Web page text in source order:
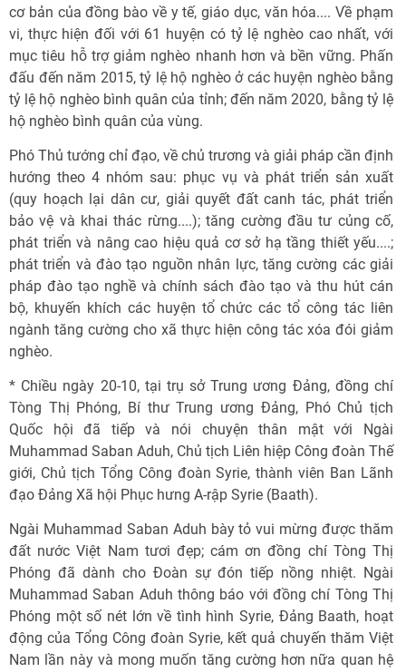
cơ bản của đồng bào về y tế, giáo dục, văn hóa.... Về phạm
vi, thực hiện đối với 61 huyện có tỷ lệ nghèo cao nhất, với
mục tiêu hỗ trợ giảm nghèo nhanh hơn và bền vững. Phấn
đấu đến năm 2015, tỷ lệ hộ nghèo ở các huyện nghèo bằng
tỷ lệ hộ nghèo bình quân của tỉnh; đến năm 2020, bằng tỷ lệ
hộ nghèo bình quân của vùng.
Phó Thủ tướng chỉ đạo, về chủ trương và giải pháp cần định
hướng theo 4 nhóm sau: phục vụ và phát triển sản xuất
(quy hoạch lại dân cư, giải quyết đất canh tác, phát triển
bảo vệ và khai thác rừng....); tăng cường đầu tư củng cố,
phát triển và nâng cao hiệu quả cơ sở hạ tầng thiết yếu....;
phát triển và đào tạo nguồn nhân lực, tăng cường các giải
pháp đào tạo nghề và chính sách đào tạo và thu hút cán
bộ, khuyến khích các huyện tổ chức các tổ công tác liên
ngành tăng cường cho xã thực hiện công tác xóa đói giảm
nghèo.
* Chiều ngày 20-10, tại trụ sở Trung ương Đảng, đồng chí
Tòng Thị Phóng, Bí thư Trung ương Đảng, Phó Chủ tịch
Quốc hội đã tiếp và nói chuyện thân mật với Ngài
Muhammad Saban Aduh, Chủ tịch Liên hiệp Công đoàn Thế
giới, Chủ tịch Tổng Công đoàn Syrie, thành viên Ban Lãnh
đạo Đảng Xã hội Phục hưng A-rập Syrie (Baath).
Ngài Muhammad Saban Aduh bày tỏ vui mừng được thăm
đất nước Việt Nam tươi đẹp; cám ơn đồng chí Tòng Thị
Phóng đã dành cho Đoàn sự đón tiếp nồng nhiệt. Ngài
Muhammad Saban Aduh thông báo với đồng chí Tòng Thị
Phóng một số nét lớn về tình hình Syrie, Đảng Baath, hoạt
động của Tổng Công đoàn Syrie, kết quả chuyến thăm Việt
Nam lần này và mong muốn tăng cường hơn nữa quan hệ